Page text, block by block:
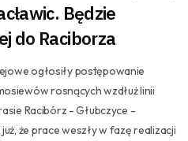
Będzie
do Raciborza
ogłosiły postępowanie
rosnących wzdłuż linii
Racibórz - Głubczyce -
że prace weszły w fazę realizacji